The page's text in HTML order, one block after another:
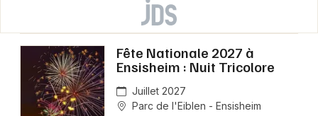
Fête Nationale 2027 à
Ensisheim : Nuit Tricolore
Juillet 2027
Parc de l'Eiblen - Ensisheim